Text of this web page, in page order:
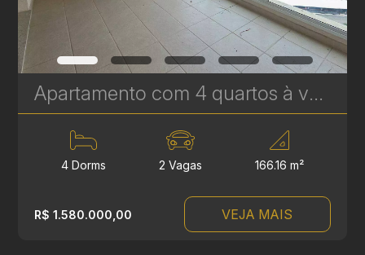
Apartamento com 4 quartos à venda no Reserva Ecoville, em Curitiba - 166 m² | Ref 463
4 Dorms 2 Vagas 166.16 m²
R$ 1.580.000,00 VEJA MAIS